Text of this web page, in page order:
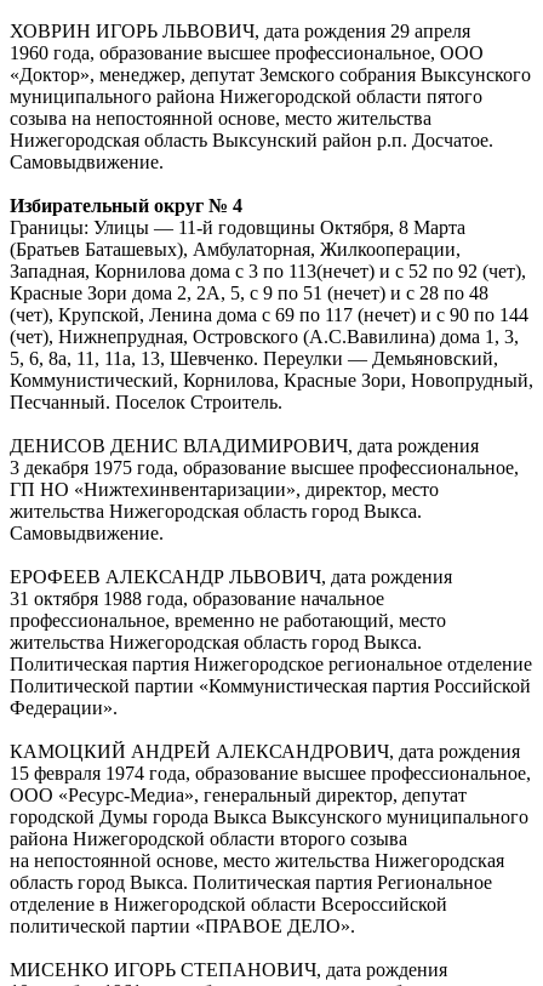
ХОВРИН ИГОРЬ ЛЬВОВИЧ, дата рождения 29 апреля
1960 года, образование высшее профессиональное, ООО
«Доктор», менеджер, депутат Земского собрания Выксунского
муниципального района Нижегородской области пятого
созыва на непостоянной основе, место жительства
Нижегородская область Выксунский район р.п. Досчатое.
Самовыдвижение.
Избирательный округ № 4
Границы: Улицы — 11-й годовщины Октября, 8 Марта
(Братьев Баташевых), Амбулаторная, Жилкооперации,
Западная, Корнилова дома с 3 по 113(нечет) и с 52 по 92 (чет),
Красные Зори дома 2, 2А, 5, с 9 по 51 (нечет) и с 28 по 48
(чет), Крупской, Ленина дома с 69 по 117 (нечет) и с 90 по 144
(чет), Нижнепрудная, Островского (А.С.Вавилина) дома 1, 3,
5, 6, 8а, 11, 11а, 13, Шевченко. Переулки — Демьяновский,
Коммунистический, Корнилова, Красные Зори, Новопрудный,
Песчанный. Поселок Строитель.
ДЕНИСОВ ДЕНИС ВЛАДИМИРОВИЧ, дата рождения
3 декабря 1975 года, образование высшее профессиональное,
ГП НО «Нижтехинвентаризации», директор, место
жительства Нижегородская область город Выкса.
Самовыдвижение.
ЕРОФЕЕВ АЛЕКСАНДР ЛЬВОВИЧ, дата рождения
31 октября 1988 года, образование начальное
профессиональное, временно не работающий, место
жительства Нижегородская область город Выкса.
Политическая партия Нижегородское региональное отделение
Политической партии «Коммунистическая партия Российской
Федерации».
КАМОЦКИЙ АНДРЕЙ АЛЕКСАНДРОВИЧ, дата рождения
15 февраля 1974 года, образование высшее профессиональное,
ООО «Ресурс-Медиа», генеральный директор, депутат
городской Думы города Выкса Выксунского муниципального
района Нижегородской области второго созыва
на непостоянной основе, место жительства Нижегородская
область город Выкса. Политическая партия Региональное
отделение в Нижегородской области Всероссийской
политической партии «ПРАВОЕ ДЕЛО».
МИСЕНКО ИГОРЬ СТЕПАНОВИЧ, дата рождения